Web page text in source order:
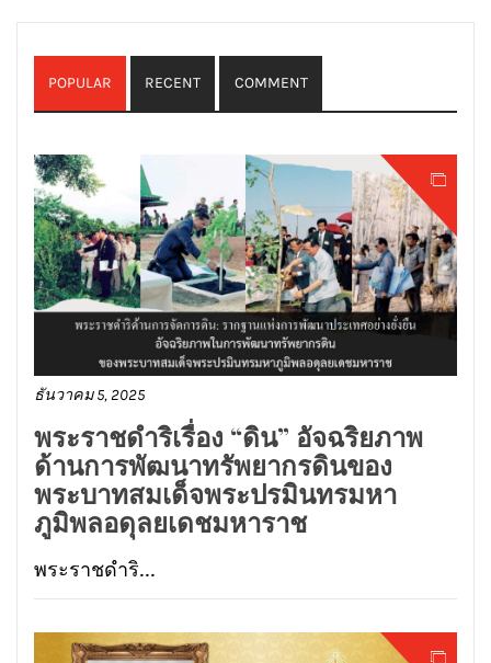
POPULAR RECENT COMMENT
ธันวาคม 5, 2025
พระราชดำริเรื่อง “ดิน” อัจฉริยภาพ
ด้านการพัฒนาทรัพยากรดินของ
พระบาทสมเด็จพระปรมินทรมหา
ภูมิพลอดุลยเดชมหาราช
พระราชดำริ...